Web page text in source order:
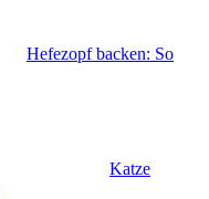
Hefezopf backen: So
Katze